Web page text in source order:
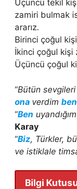
Üçüncü tekil
zamiri bulmak
ararız.
Birinci çoğul
İkinci çoğul
Üçüncü çoğul
“Bütün sevgileri
ona verdim ben
“Ben
Karay
“Biz, Türkler,
ve istiklale
Bilgi